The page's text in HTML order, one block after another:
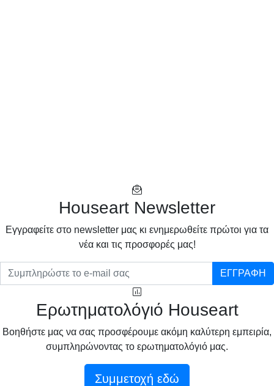
Houseart Newsletter
Eγγραφείτε στο newsletter μας κι ενημερωθείτε πρώτοι για τα
νέα και τις προσφορές μας!
ΕΓΓΡΑΦΗ
Ερωτηματολόγιό Houseart
Βοηθήστε μας να σας προσφέρουμε ακόμη καλύτερη εμπειρία,
συμπληρώνοντας το ερωτηματολόγιό μας.
Συμμετοχή εδώ